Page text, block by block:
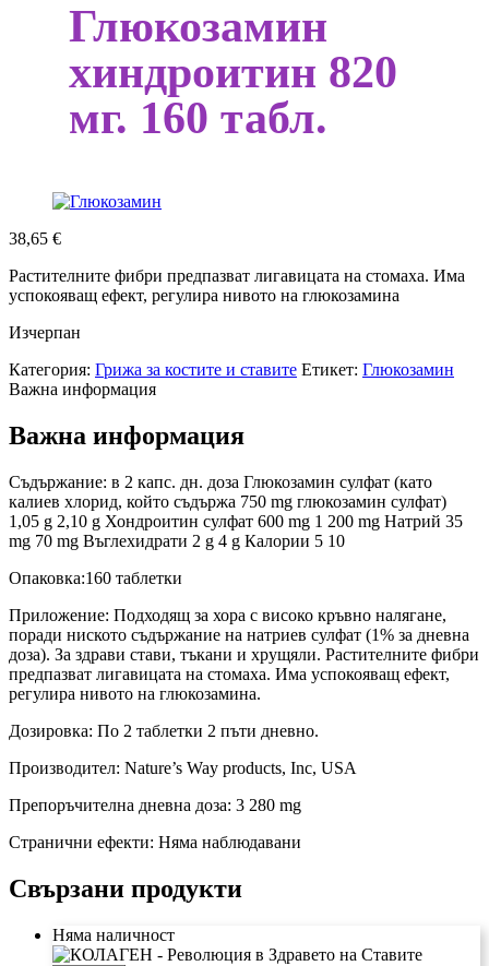
Глюкозамин
хиндроитин 820
мг. 160 табл.
38,65 €
Растителните фибри предпазват лигавицата на стомаха. Има
успокояващ ефект, регулира нивото на глюкозамина
Изчерпан
Категория: Грижа за костите и ставите Етикет: Глюкозамин
Важна информация
Важна информация
Съдържание: в 2 капс. дн. доза Глюкозамин сулфат (като
калиев хлорид, който съдържа 750 mg глюкозамин сулфат)
1,05 g 2,10 g Хондроитин сулфат 600 mg 1 200 mg Натрий 35
mg 70 mg Въглехидрати 2 g 4 g Калории 5 10
Опаковка:160 таблетки
Приложение: Подходящ за хора с високо кръвно налягане,
поради ниското съдържание на натриев сулфат (1% за дневна
доза). За здрави стави, тъкани и хрущяли. Растителните фибри
предпазват лигавицата на стомаха. Има успокояващ ефект,
регулира нивото на глюкозамина.
Дозировка: По 2 таблетки 2 пъти дневно.
Производител: Nature’s Way products, Inc, USA
Препоръчителна дневна доза: 3 280 mg
Странични ефекти: Няма наблюдавани
Свързани продукти
Няма наличност